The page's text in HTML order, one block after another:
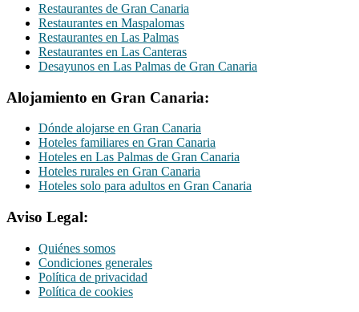
Restaurantes de Gran Canaria
Restaurantes en Maspalomas
Restaurantes en Las Palmas
Restaurantes en Las Canteras
Desayunos en Las Palmas de Gran Canaria
Alojamiento en Gran Canaria:
Dónde alojarse en Gran Canaria
Hoteles familiares en Gran Canaria
Hoteles en Las Palmas de Gran Canaria
Hoteles rurales en Gran Canaria
Hoteles solo para adultos en Gran Canaria
Aviso Legal:
Quiénes somos
Condiciones generales
Política de privacidad
Política de cookies